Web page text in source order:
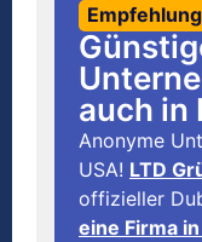
Empfehlung
auch in
Anonyme
USA! LTD
offizieller
eine Firma